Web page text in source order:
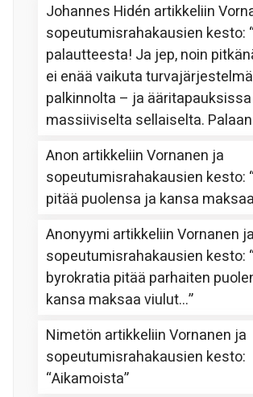
Johannes Hidén artikkeliin
sopeutumisrahakausien kesto:
palautteesta! Ja jep, noin
ei enää vaikuta
palkinnolta – ja
massiiviselta sellaiselta.
Anon artikkeliinVornanen ja
sopeutumisrahakausien kesto:
pitää puolensa ja kansa
Anonyymi artikkeliinVornanen ja
sopeutumisrahakausien kesto:
byrokratia pitää parhaiten
kansa maksaa viulut…”
Nimetön artikkeliinVornanen ja
sopeutumisrahakausien kesto:
“Aikamoista”